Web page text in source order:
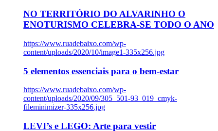
NO TERRITÓRIO DO ALVARINHO O
ENOTURISMO CELEBRA-SE TODO O ANO
https://www.ruadebaixo.com/wp-
content/uploads/2020/10/image1-335x256.jpg
5 elementos essenciais para o bem-estar
https://www.ruadebaixo.com/wp-
content/uploads/2020/09/305_501-93_019_cmyk-
fileminimizer-335x256.jpg
LEVI’s e LEGO: Arte para vestir